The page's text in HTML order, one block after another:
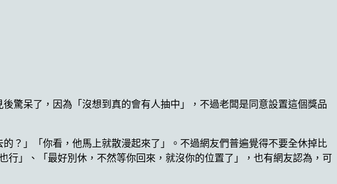
驚呆了，因為「沒想到真的會有人抽中」，不過老闆是同意設置這個獎品
？」「你看，他馬上就散漫起來了」。不過網友們普遍覺得不要全休掉比
」、「最好別休，不然等你回來，就沒你的位置了」，也有網友認為，可